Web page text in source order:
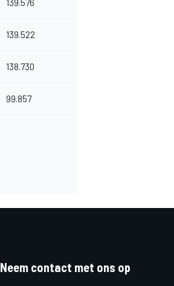
139.576
139.522
138.730
99.857
Neem contact met ons op